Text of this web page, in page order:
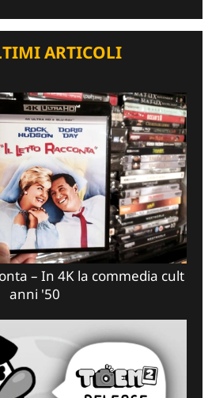
ARTICOLI
– In 4K la commedia cult
anni '50